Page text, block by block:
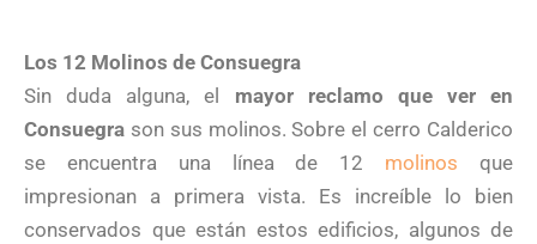
Los 12 Molinos de Consuegra
Sin duda alguna, el mayor reclamo que ver en
Consuegra son sus molinos. Sobre el cerro Calderico
se encuentra una línea de 12 molinos que
impresionan a primera vista. Es increíble lo bien
conservados que están estos edificios, algunos de